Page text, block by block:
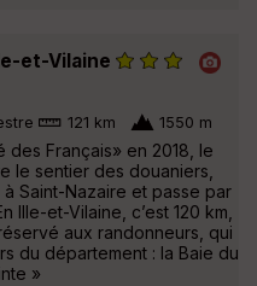
et-Vilaine
121 km 1550 m
des Français» en 2018, le
le sentier des douaniers,
Saint-Nazaire et passe par
Ille-et-Vilaine, c’est 120 km,
aux randonneurs, qui
du département : la Baie du
»